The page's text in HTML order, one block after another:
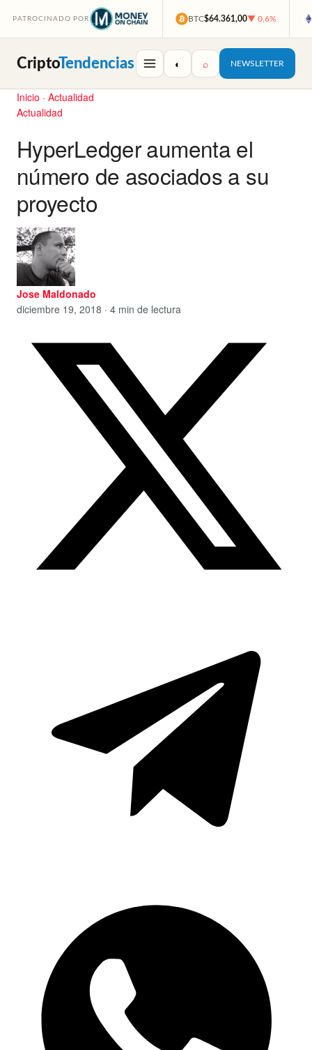
PATROCINADO POR BTC$64.361,00▼ 0,6%
CriptoTendencias ◐ ⌕ NEWSLETTER
Inicio · Actualidad
Actualidad
HyperLedger aumenta el
número de asociados a su
proyecto
Jose Maldonado
diciembre 19, 2018 · 4 min de lectura